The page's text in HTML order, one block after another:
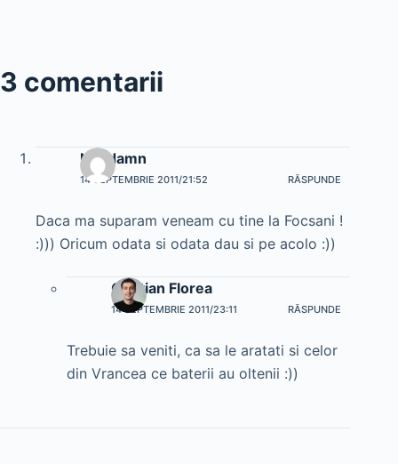
3 comentarii
Neydamn
14 SEPTEMBRIE 2011/21:52 RĂSPUNDE
Daca ma suparam veneam cu tine la Focsani !
:))) Oricum odata si odata dau si pe acolo :))
Cristian Florea
14 SEPTEMBRIE 2011/23:11 RĂSPUNDE
Trebuie sa veniti, ca sa le aratati si celor
din Vrancea ce baterii au oltenii :))